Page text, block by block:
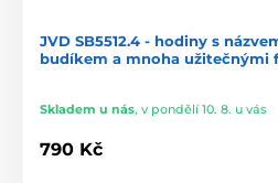
JVD SB5512.4 - hodiny s
budíkem a mnoha užitečnými
Skladem u nás, v pondělí 10. 8. u vás
790 Kč